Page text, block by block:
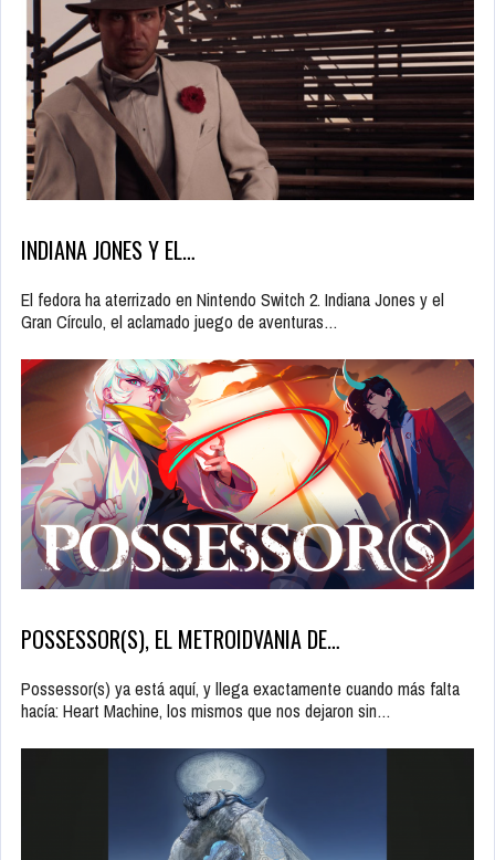
INDIANA JONES Y EL…
El fedora ha aterrizado en Nintendo Switch 2. Indiana Jones y el
Gran Círculo, el aclamado juego de aventuras…
POSSESSOR(S), EL METROIDVANIA DE…
Possessor(s) ya está aquí, y llega exactamente cuando más falta
hacía: Heart Machine, los mismos que nos dejaron sin…